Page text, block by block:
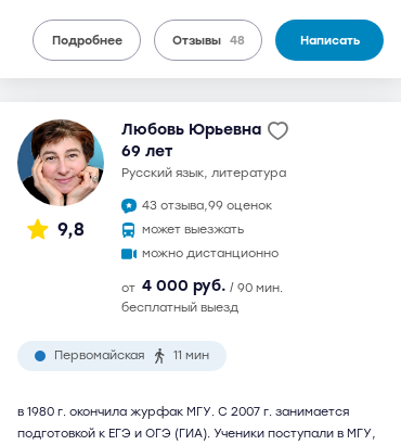
Подробнее Отзывы 48 Написать
9,8
Любовь Юрьевна
69 лет
русский язык, литература
43 отзыва,99 оценок
может выезжать
можно дистанционно
от 4 000 руб. / 90 мин.
бесплатный выезд
Первомайская 11 мин
в 1980 г. окончила журфак МГУ. С 2007 г. занимается
подготовкой к ЕГЭ и ОГЭ (ГИА). Ученики поступали в МГУ,